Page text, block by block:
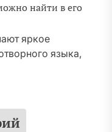
найти в его
яркое
языка,